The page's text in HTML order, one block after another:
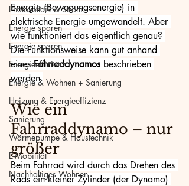
Photovoltaik & Strom
Energie sparen
Energie sparen
Energieeffizienz
Energie & Wohnen + Sanierung
Heizung & Energieeffizienz
Sanierung
Wärmepumpe & Haustechnik
E-Mobilität
Nachhaltiges Wohnen
Energie (Bewegungsenergie) in
elektrische Energie umgewandelt. Aber
wie funktioniert das eigentlich genau?
Die Funktionsweise kann gut anhand
eines Fahrraddynamos beschrieben
werden.
Wie ein
Fahrraddynamo – nur
größer
Beim Fahrrad wird durch das Drehen des
Rads ein kleiner Zylinder (der Dynamo)